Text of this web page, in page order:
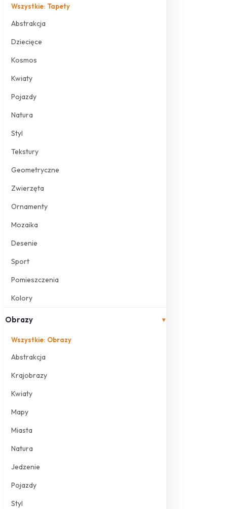
Wszystkie: Tapety
Abstrakcja
Dziecięce
Kosmos
Kwiaty
Pojazdy
Natura
Styl
Tekstury
Geometryczne
Zwierzęta
Ornamenty
Mozaika
Desenie
Sport
Pomieszczenia
Kolory
Obrazy ▾
Wszystkie: Obrazy
Abstrakcja
Krajobrazy
Kwiaty
Mapy
Miasta
Natura
Jedzenie
Pojazdy
Styl